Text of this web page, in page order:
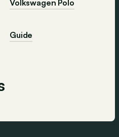
Volkswagen Polo
Guide